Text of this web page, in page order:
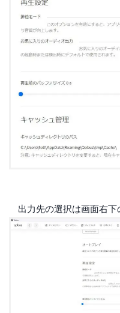
出力先の選択は画面右下